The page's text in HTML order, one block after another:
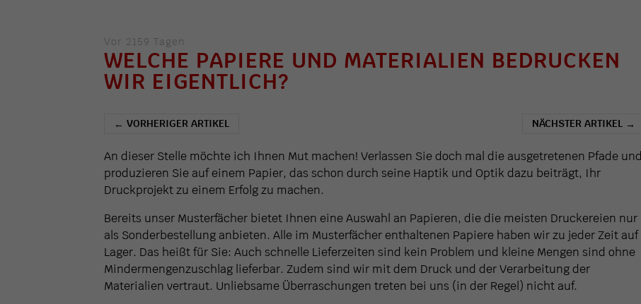
Vor 2159 Tagen
WELCHE PAPIERE UND MATERIALIEN BEDRUCKEN
WIR EIGENTLICH?
← VORHERIGER ARTIKEL NÄCHSTER ARTIKEL →
An dieser Stelle möchte ich Ihnen Mut machen! Verlassen Sie doch mal die ausgetretenen Pfade und
produzieren Sie auf einem Papier, das schon durch seine Haptik und Optik dazu beiträgt, Ihr
Druckprojekt zu einem Erfolg zu machen.
Bereits unser Musterfächer bietet Ihnen eine Auswahl an Papieren, die die meisten Druckereien nur
als Sonderbestellung anbieten. Alle im Musterfächer enthaltenen Papiere haben wir zu jeder Zeit auf
Lager. Das heißt für Sie: Auch schnelle Lieferzeiten sind kein Problem und kleine Mengen sind ohne
Mindermengenzuschlag lieferbar. Zudem sind wir mit dem Druck und der Verarbeitung der
Materialien vertraut. Unliebsame Überraschungen treten bei uns (in der Regel) nicht auf.